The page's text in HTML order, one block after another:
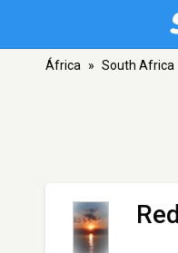
África » South Africa